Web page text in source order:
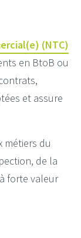
(NTC)
en BtoB ou
et assure
métiers du
de la
forte valeur